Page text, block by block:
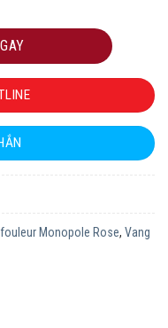
số lượng
Monopole Rose, Vang